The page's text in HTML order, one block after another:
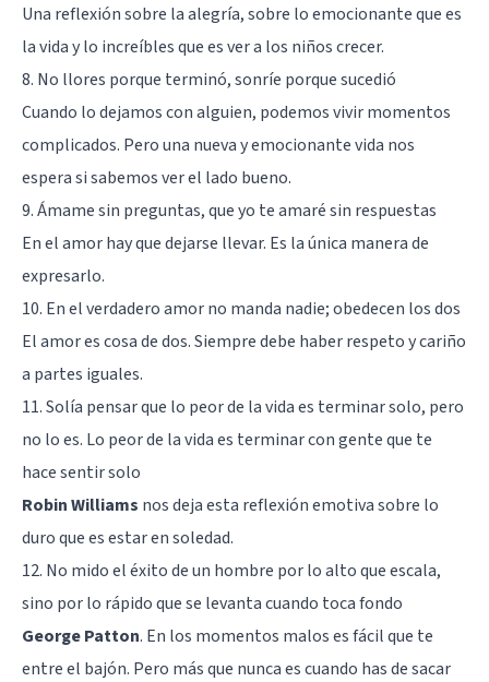
Una reflexión sobre la alegría, sobre lo emocionante que es
la vida y lo increíbles que es ver a los niños crecer.
8. No llores porque terminó, sonríe porque sucedió
Cuando lo dejamos con alguien, podemos vivir momentos
complicados. Pero una nueva y emocionante vida nos
espera si sabemos ver el lado bueno.
9. Ámame sin preguntas, que yo te amaré sin respuestas
En el amor hay que dejarse llevar. Es la única manera de
expresarlo.
10. En el verdadero amor no manda nadie; obedecen los dos
El amor es cosa de dos. Siempre debe haber respeto y cariño
a partes iguales.
11. Solía pensar que lo peor de la vida es terminar solo, pero
no lo es. Lo peor de la vida es terminar con gente que te
hace sentir solo
Robin Williams nos deja esta reflexión emotiva sobre lo
duro que es estar en soledad.
12. No mido el éxito de un hombre por lo alto que escala,
sino por lo rápido que se levanta cuando toca fondo
George Patton. En los momentos malos es fácil que te
entre el bajón. Pero más que nunca es cuando has de sacar